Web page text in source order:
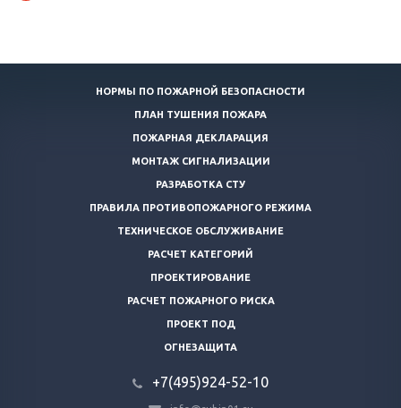
НОРМЫ ПО ПОЖАРНОЙ БЕЗОПАСНОСТИ
ПЛАН ТУШЕНИЯ ПОЖАРА
ПОЖАРНАЯ ДЕКЛАРАЦИЯ
МОНТАЖ СИГНАЛИЗАЦИИ
РАЗРАБОТКА СТУ
ПРАВИЛА ПРОТИВОПОЖАРНОГО РЕЖИМА
ТЕХНИЧЕСКОЕ ОБСЛУЖИВАНИЕ
РАСЧЕТ КАТЕГОРИЙ
ПРОЕКТИРОВАНИЕ
РАСЧЕТ ПОЖАРНОГО РИСКА
ПРОЕКТ ПОД
ОГНЕЗАЩИТА
+7(495)924-52-10